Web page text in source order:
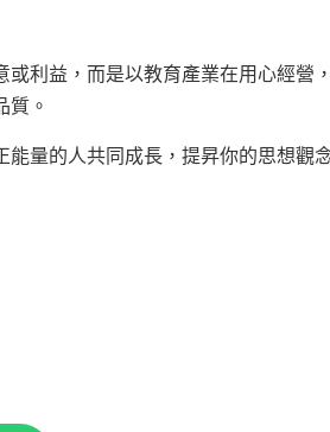
利益，而是以教育產業在用心經營
質。
量的人共同成長，提昇你的思想觀